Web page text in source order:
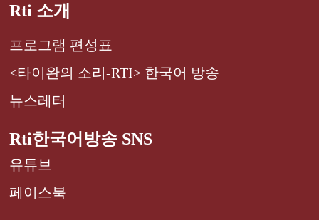
Rti 소개
프로그램 편성표
<타이완의 소리-RTI> 한국어 방송
뉴스레터
Rti한국어방송 SNS
유튜브
페이스북